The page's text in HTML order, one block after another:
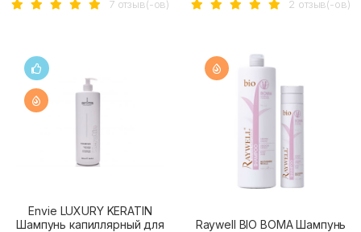
7 отзыв(-ов) 2 отзыв(-ов)
Envie LUXURY KERATIN
Шампунь капиллярный для
Raywell BIO BOMA Шампунь